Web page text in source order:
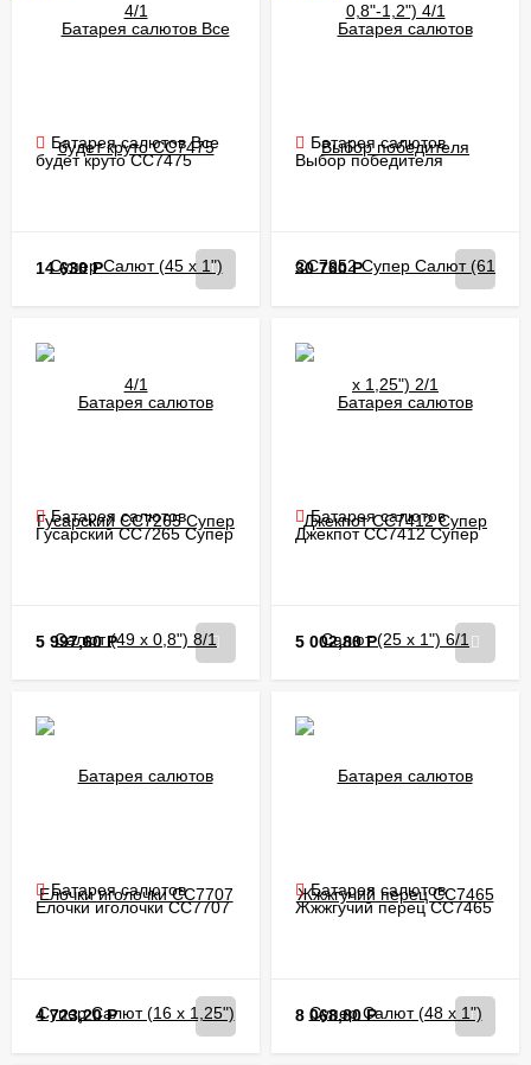
Батарея салютов Все
будет круто CC7475
14 630Р
Батарея салютов
Выбор победителя
30 760Р
Батарея салютов
Гусарский CC7265 Супер
5 997,60Р
Батарея салютов
Джекпот CC7412 Супер
5 002,80Р
Батарея салютов
Елочки иголочки CC7707
4 723,20Р
Батарея салютов
Жжжгучий перец CC7465
8 068,80Р